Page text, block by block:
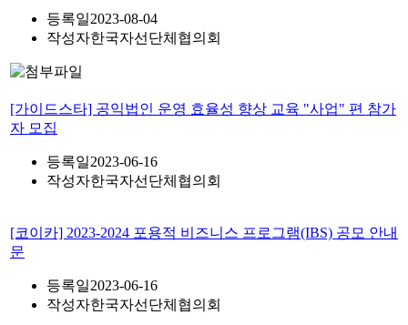
등록일2023-08-04
작성자한국자선단체협의회
[가이드스타] 공익법인 운영 효율성 향상 교육 "사업" 편 참가
자 모집
등록일2023-06-16
작성자한국자선단체협의회
[코이카] 2023-2024 포용적 비즈니스 프로그램(IBS) 공모 안내
문
등록일2023-06-16
작성자한국자선단체협의회